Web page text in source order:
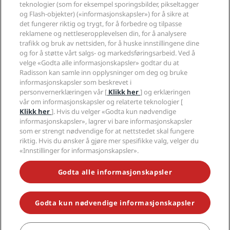
Radisson Hotels APP
Sportsgodkjente hoteller
Familievennlige hoteller
Helse og sikkerhet
Radisson Hotel Group
Presse
Jobb i RHG
Jobb i PPHE
Karriere EHL
The Club by RHG
Utviklingsmuligheter
Ansvarlig virksomhet
Innkjøp
Juridisk
Personvernsenter
Juridisk informasjon
Vilkår og betingelser for Radisson Rewards
Avtale om nettstedsbruk
Digital tilgjengelighet
Erklæring om moderne slaveri
Redegjørelse om våre aktsomhetsvuderinger
Hjelp
Forbrukervarsler
Kontakt
VANLIGE SPØRSMÅL
Sidekart
Sosiale medier
Radisson Hotels-merker
GÅ ALDRI GLIPP AV DE MEST POPULÆRE TILBUDENE VÅRE
© 2026 Radisson Hotel Group.Med enerett. RHG Radisson Hotel
Group, Radisson, Radisson RED, Radisson Blu, Radisson Collection,
Radisson Individuals, Park Plaza, Park Inn, Country Inn & Suites, Prize by
teknologier (som for eksempel sporingsbilder, pikseltagger
og Flash-objekter) («informasjonskapsler») for å sikre at
det fungerer riktig og trygt, for å forbedre og tilpasse
reklamene og nettleseropplevelsen din, for å analysere
trafikk og bruk av nettsiden, for å huske innstillingene dine
og for å støtte vårt salgs- og markedsføringsarbeid. Ved å
velge «Godta alle informasjonskapsler» godtar du at
Radisson kan samle inn opplysninger om deg og bruke
informasjonskapsler som beskrevet i
personvernerklæringen vår [ Klikk her] og erklæringen
vår om informasjonskapsler og relaterte teknologier [
Klikk her]. Hvis du velger «Godta kun nødvendige
informasjonskapsler», lagrer vi bare informasjonskapsler
som er strengt nødvendige for at nettstedet skal fungere
riktig. Hvis du ønsker å gjøre mer spesifikke valg, velger du
«Innstillinger for informasjonskapsler».
Godta alle informasjonskapsler
Godta kun nødvendige informasjonskapsler